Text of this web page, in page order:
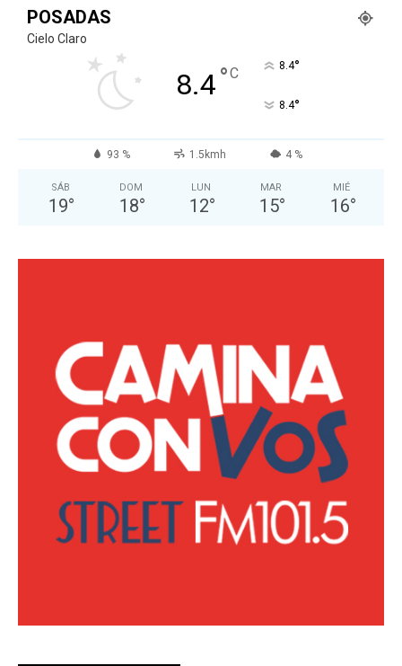
POSADAS
Cielo Claro
8.4°C 8.4°
8.4°
93 % 1.5kmh 4 %
SÁB
19°
DOM
18°
LUN
12°
MAR
15°
MIÉ
16°